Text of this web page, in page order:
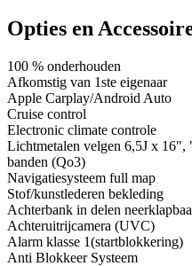
Opties en
100 % onderhouden
Afkomstig van 1ste eigenaar
Apple Carplay/Android Auto
Cruise control
Electronic climate controle
Lichtmetalen velgen 6,5J x 16",
banden (Qo3)
Navigatiesysteem full map
Stof/kunstlederen bekleding
Achterbank in delen
Achteruitrijcamera (UVC)
Alarm klasse 1(startblokkering)
Anti Blokkeer Systeem